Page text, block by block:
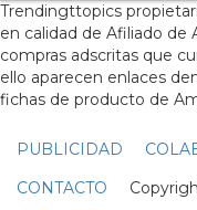
Trendingttopics
en calidad de Afiliado de
compras adscritas que
ello aparecen enlaces
fichas de producto de
PUBLICIDAD
CONTACTO